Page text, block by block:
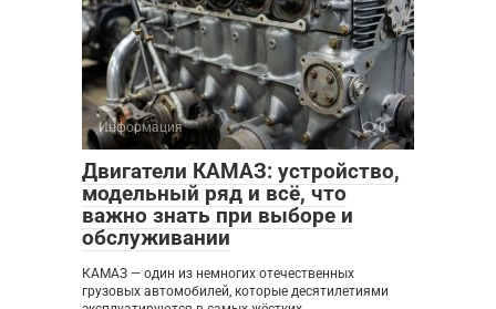
Информация 0
Двигатели КАМАЗ: устройство,
модельный ряд и всё, что
важно знать при выборе и
обслуживании
КАМАЗ — один из немногих отечественных
грузовых автомобилей, которые десятилетиями